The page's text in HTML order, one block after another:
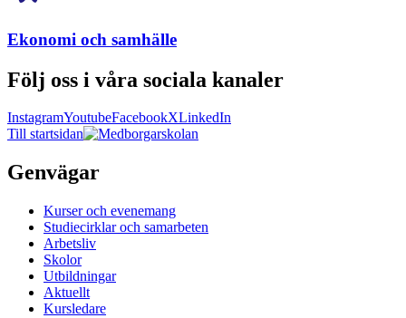
Ekonomi och samhälle
Följ oss i våra sociala kanaler
InstagramYoutubeFacebookXLinkedIn
Till startsidan
Genvägar
Kurser och evenemang
Studiecirklar och samarbeten
Arbetsliv
Skolor
Utbildningar
Aktuellt
Kursledare